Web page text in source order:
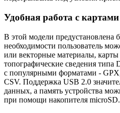
Удобная работа с картами
В этой модели предустановлена
необходимости пользователь
или векторные материалы, карты
топографические сведения
с популярными форматами -
CSV. Поддержка USB 2.0
данных, а память устройства
при помощи накопителя microSD.